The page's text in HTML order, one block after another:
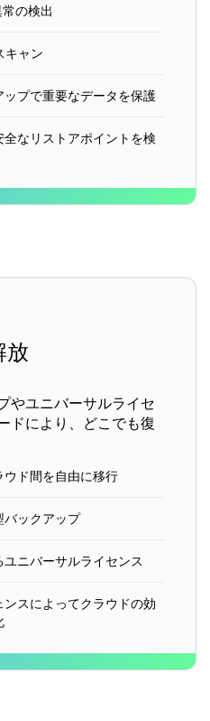
の検出
キャン
プで重要なデータを保護
なリストアポイントを検
やユニバーサルライセ
ドにより、どこでも復
ド間を自由に移行
ックアップ
ニバーサルライセンス
スによってクラウドの効